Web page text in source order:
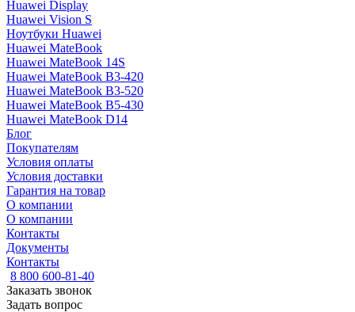
Huawei Display
Huawei Vision S
Ноутбуки Huawei
Huawei MateBook
Huawei MateBook 14S
Huawei MateBook B3-420
Huawei MateBook B3-520
Huawei MateBook B5-430
Huawei MateBook D14
Блог
Покупателям
Условия оплаты
Условия доставки
Гарантия на товар
О компании
О компании
Контакты
Документы
Контакты
8 800 600-81-40
Заказать звонок
Задать вопрос